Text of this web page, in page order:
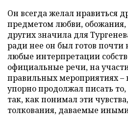
Он всегда желал нравиться
предметом любви,
других значила для
ради нее он был готов почти
любые интерпретации
официальные речи, на
правильных мероприятиях –
упорно продолжал писать то,
так, как понимал эти
толкования, даваемые